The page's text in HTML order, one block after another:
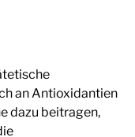
an Antioxidantien
dazu beitragen,